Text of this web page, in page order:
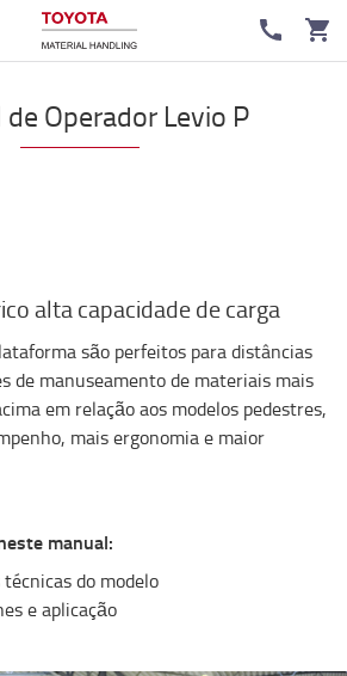
Operador Levio P
alta capacidade de carga
são perfeitos para distâncias
de manuseamento de materiais mais
em relação aos modelos pedestres,
mais ergonomia e maior
manual:​
do modelo
e aplicação